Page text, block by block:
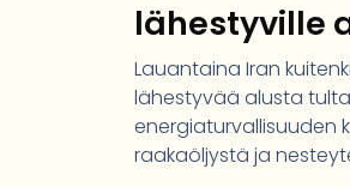
lähestyville
Lauantaina Iran
lähestyvää alusta
energiaturvallisuuden
raakaöljystä ja